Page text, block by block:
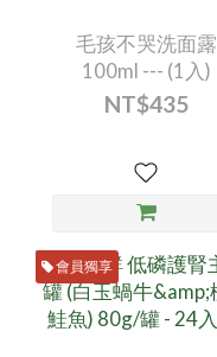
毛孩不哭洗面露
100ml --- (1入)
NT$435
會員獨享